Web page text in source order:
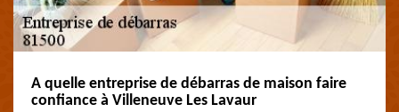
A quelle entreprise de débarras de maison faire
confiance à Villeneuve Les Lavaur